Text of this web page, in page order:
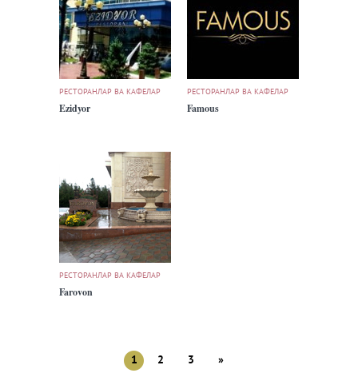
РЕСТОРАНЛАР ВА КАФЕЛАР
Ezidyor
РЕСТОРАНЛАР ВА КАФЕЛАР
Famous
РЕСТОРАНЛАР ВА КАФЕЛАР
Farovon
1 2 3 »